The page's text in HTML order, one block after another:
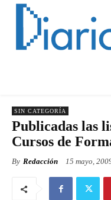
SIN CATEGORÍA
Publicadas las
Cursos de
By Redacción 15 mayo,